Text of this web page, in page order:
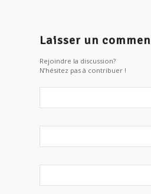
Laisser un
Rejoindre la discussion?
N’hésitez pas à contribuer !